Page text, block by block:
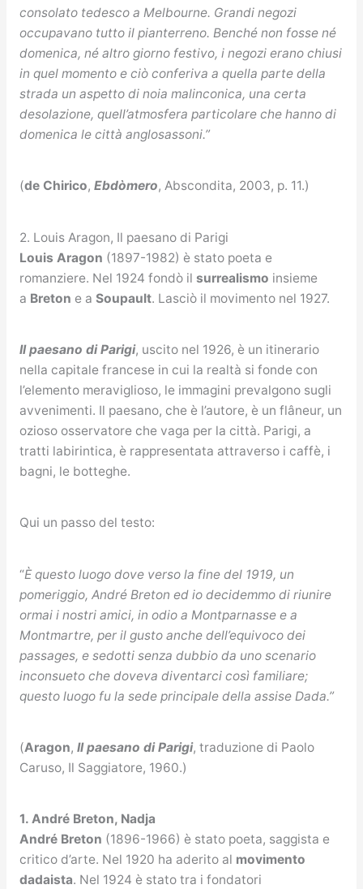
consolato tedesco a Melbourne. Grandi negozi
occupavano tutto il pianterreno. Benché non fosse né
domenica, né altro giorno festivo, i negozi erano chiusi
in quel momento e ciò conferiva a quella parte della
strada un aspetto di noia malinconica, una certa
desolazione, quell’atmosfera particolare che hanno di
domenica le città anglosassoni.”
(de Chirico, Ebdòmero, Abscondita, 2003, p. 11.)
2. Louis Aragon, Il paesano di Parigi
Louis Aragon (1897-1982) è stato poeta e
romanziere. Nel 1924 fondò il surrealismo insieme
a Breton e a Soupault. Lasciò il movimento nel 1927.
Il paesano di Parigi, uscito nel 1926, è un itinerario
nella capitale francese in cui la realtà si fonde con
l’elemento meraviglioso, le immagini prevalgono sugli
avvenimenti. Il paesano, che è l’autore, è un flâneur, un
ozioso osservatore che vaga per la città. Parigi, a
tratti labirintica, è rappresentata attraverso i caffè, i
bagni, le botteghe.
Qui un passo del testo:
“È questo luogo dove verso la fine del 1919, un
pomeriggio, André Breton ed io decidemmo di riunire
ormai i nostri amici, in odio a Montparnasse e a
Montmartre, per il gusto anche dell’equivoco dei
passages, e sedotti senza dubbio da uno scenario
inconsueto che doveva diventarci così familiare;
questo luogo fu la sede principale della assise Dada.”
(Aragon, Il paesano di Parigi, traduzione di Paolo
Caruso, Il Saggiatore, 1960.)
1. André Breton, Nadja
André Breton (1896-1966) è stato poeta, saggista e
critico d’arte. Nel 1920 ha aderito al movimento
dadaista. Nel 1924 è stato tra i fondatori